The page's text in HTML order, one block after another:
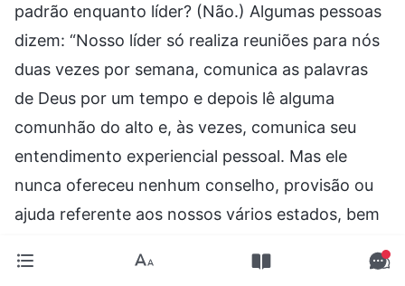
padrão enquanto líder? (Não.) Algumas pessoas
dizem: “Nosso líder só realiza reuniões para nós
duas vezes por semana, comunica as palavras
de Deus por um tempo e depois lê alguma
comunhão do alto e, às vezes, comunica seu
entendimento experiencial pessoal. Mas ele
nunca ofereceu nenhum conselho, provisão ou
ajuda referente aos nossos vários estados, bem
desempenho dos nossos deveres ou na entrada